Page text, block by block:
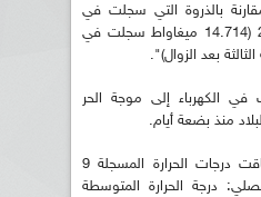
9.2 بالمائة مقارنة بالذروة التي سجلت في
نفس الفترة من سنة 2020 (14.714 ميغاواط سجلت في
الكهرباء إلى موجة الحر
منذ بضعة أيام.
وحسب سونلغاز، "فقد فاقت درجات الحرارة المسجلة 9
درجة الحرارة المتوسطة